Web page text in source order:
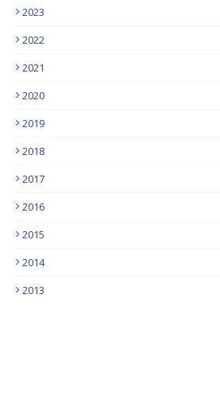
2023
2022
2021
2020
2019
2018
2017
2016
2015
2014
2013